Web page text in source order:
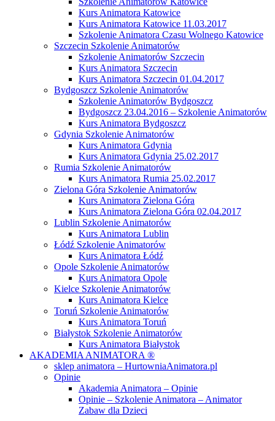
Kurs Animatora Katowice
Kurs Animatora Katowice 11.03.2017
Szkolenie Animatora Czasu Wolnego Katowice
Szczecin Szkolenie Animatorów
Szkolenie Animatorów Szczecin
Kurs Animatora Szczecin
Kurs Animatora Szczecin 01.04.2017
Bydgoszcz Szkolenie Animatorów
Szkolenie Animatorów Bydgoszcz
Bydgoszcz 23.04.2016 – Szkolenie Animatorów
Kurs Animatora Bydgoszcz
Gdynia Szkolenie Animatorów
Kurs Animatora Gdynia
Kurs Animatora Gdynia 25.02.2017
Rumia Szkolenie Animatorów
Kurs Animatora Rumia 25.02.2017
Zielona Góra Szkolenie Animatorów
Kurs Animatora Zielona Góra
Kurs Animatora Zielona Góra 02.04.2017
Lublin Szkolenie Animatorów
Kurs Animatora Lublin
Łódź Szkolenie Animatorów
Kurs Animatora Łódź
Opole Szkolenie Animatorów
Kurs Animatora Opole
Kielce Szkolenie Animatorów
Kurs Animatora Kielce
Toruń Szkolenie Animatorów
Kurs Animatora Toruń
Białystok Szkolenie Animatorów
Kurs Animatora Białystok
AKADEMIA ANIMATORA ®
sklep animatora – HurtowniaAnimatora.pl
Opinie
Akademia Animatora – Opinie
Opinie – Szkolenie Animatora – Animator
Zabaw dla Dzieci